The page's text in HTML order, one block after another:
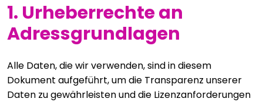
1. Urheberrechte an
Adressgrundlagen
Alle Daten, die wir verwenden, sind in diesem
Dokument aufgeführt, um die Transparenz unserer
Daten zu gewährleisten und die Lizenzanforderungen